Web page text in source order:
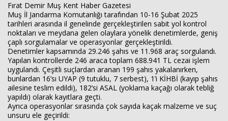
Fırat Demir Muş Kent Haber Gazetesi
Muş İl Jandarma Komutanlığı tarafından 10-16 Şubat 2025
tarihleri arasında il genelinde gerçekleştirilen sabit yol kontrol
noktaları ve meydana gelen olaylara yönelik denetimlerde, geniş
çaplı sorgulamalar ve operasyonlar gerçekleştirildi.
Denetimler kapsamında 29.246 şahıs ve 11.968 araç sorgulandı.
Yapılan kontrollerde 246 araca toplam 688.941 TL cezai işlem
uygulandı. Çeşitli suçlardan aranan 199 şahıs yakalanırken,
bunlardan 16’sı UYAP (9 tutuklu, 7 serbest), 1’i KİHBİ (kayıp şahıs
ailesine teslim edildi), 182’si ASAL (yoklama kaçağı olarak tebliğ
yapıldı) olarak kayıtlara geçti.
Ayrıca operasyonlar sırasında çok sayıda kaçak malzeme ve suç
unsuru ele geçirildi: